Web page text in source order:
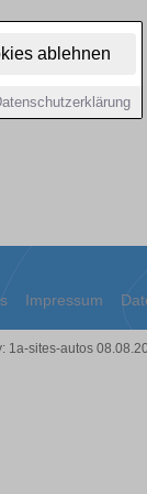
ablehnen
Impressum
1a-sites-autos